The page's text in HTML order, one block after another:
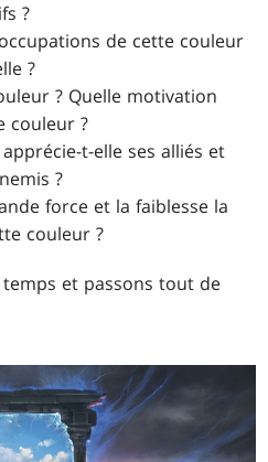
?
de cette couleur
?
? Quelle motivation
couleur ?
t-elle ses alliés et
?
force et la faiblesse la
couleur ?
et passons tout de